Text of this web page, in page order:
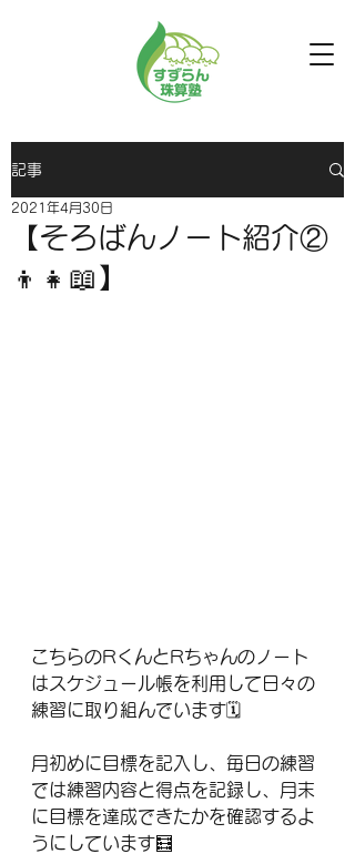
記事
【そろばんノート紹介②
👦👧📖】
2021年4月30日
こちらのRくんとRちゃんのノート
はスケジュール帳を利用して日々の
練習に取り組んでいます🗓
月初めに目標を記入し、毎日の練習
では練習内容と得点を記録し、月末
に目標を達成できたかを確認するよ
うにしています🧮